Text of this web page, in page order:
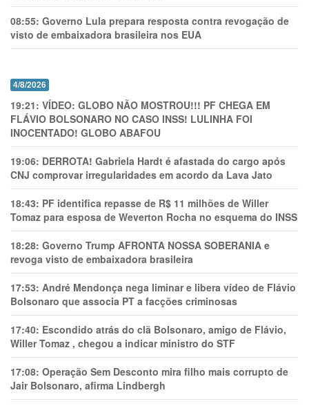
08:55: Governo Lula prepara resposta contra revogação de
visto de embaixadora brasileira nos EUA
4/8/2026
19:21: VÍDEO: GLOBO NÃO MOSTROU!!! PF CHEGA EM
FLÁVIO BOLSONARO NO CASO INSS! LULINHA FOI
INOCENTADO! GLOBO ABAFOU
19:06: DERROTA! Gabriela Hardt é afastada do cargo após
CNJ comprovar irregularidades em acordo da Lava Jato
18:43: PF identifica repasse de R$ 11 milhões de Willer
Tomaz para esposa de Weverton Rocha no esquema do INSS
18:28: Governo Trump AFRONTA NOSSA SOBERANIA e
revoga visto de embaixadora brasileira
17:53: André Mendonça nega liminar e libera vídeo de Flávio
Bolsonaro que associa PT a facções criminosas
17:40: Escondido atrás do clã Bolsonaro, amigo de Flávio,
Willer Tomaz , chegou a indicar ministro do STF
17:08: Operação Sem Desconto mira filho mais corrupto de
Jair Bolsonaro, afirma Lindbergh